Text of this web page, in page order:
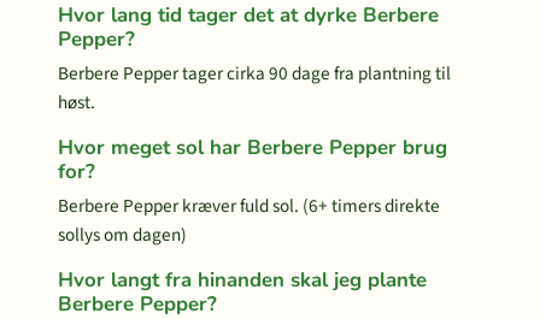
Hvor lang tid tager det at dyrke Berbere
Pepper?
Berbere Pepper tager cirka 90 dage fra plantning til
høst.
Hvor meget sol har Berbere Pepper brug
for?
Berbere Pepper kræver fuld sol. (6+ timers direkte
sollys om dagen)
Hvor langt fra hinanden skal jeg plante
Berbere Pepper?